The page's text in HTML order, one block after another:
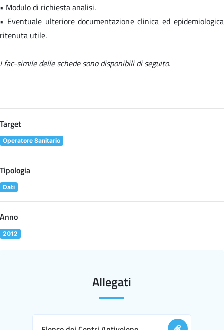
• Modulo di richiesta analisi.
• Eventuale ulteriore documentazione clinica ed epidemiologica
ritenuta utile.
I fac-simile delle schede sono disponibili di seguito.
Target
Operatore Sanitario
Tipologia
Dati
Anno
2012
Allegati